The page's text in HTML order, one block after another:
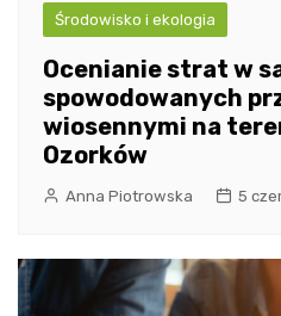
Środowisko i ekologia
Ocenianie strat w
spowodowanych
wiosennymi na
Ozorków
Anna Piotrowska 5